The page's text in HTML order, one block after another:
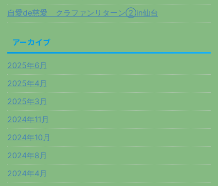
自愛de慈愛 クラファンリターン②in仙台
アーカイブ
2025年6月
2025年4月
2025年3月
2024年11月
2024年10月
2024年8月
2024年4月